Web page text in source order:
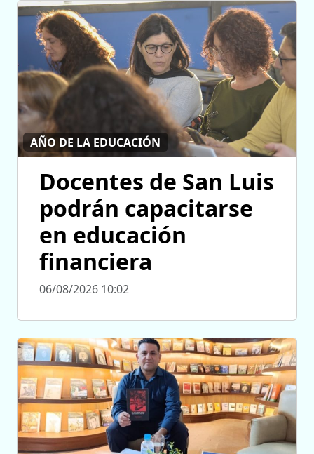
AÑO DE LA EDUCACIÓN
Docentes de San Luis
podrán capacitarse
en educación
financiera
06/08/2026 10:02